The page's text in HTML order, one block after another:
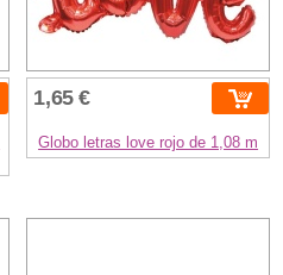
1,65 €
Globo letras love rojo de 1,08 m